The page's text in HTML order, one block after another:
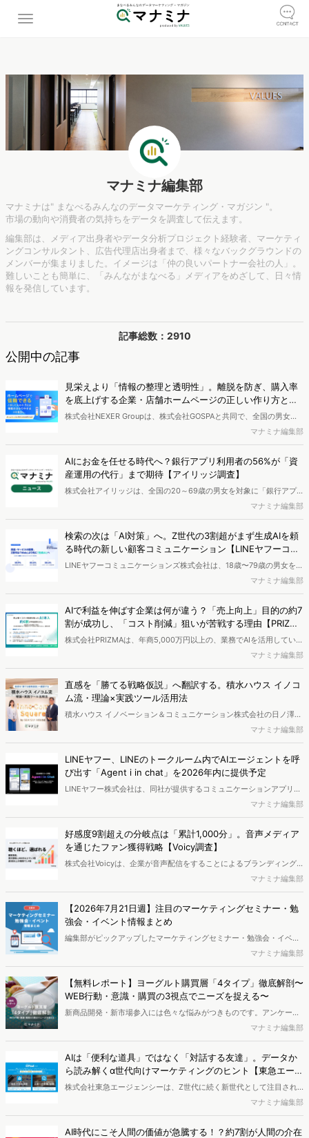
マナミナ編集部
マナミナは" まなべるみんなのデータマーケティング・マガジン "。
市場の動向や消費者の気持ちをデータを調査して伝えます。
編集部は、メディア出身者やデータ分析プロジェクト経験者、マーケティ
ングコンサルタント、広告代理店出身者まで、様々なバックグラウンドの
メンバーが集まりました。イメージは「仲の良いパートナー会社の人」。
難しいことも簡単に、「みんながまなべる」メディアをめざして、日々情
報を発信しています。
記事総数：2910
公開中の記事
見栄えより「情報の整理と透明性」。離脱を防ぎ、購入率
を底上げする企業・店舗ホームページの正しい作り方とは
【NEXER Group調査】
株式会社NEXER Groupは、株式会社GOSPAと共同で、全国の男女を
対象に「企業・店舗のホームページに対する消費者の印象」について
のアンケートを実施し、結果を公開しました。
マナミナ編集部
AIにお金を任せる時代へ？銀行アプリ利用者の56%が「資
産運用の代行」まで期待【アイリッジ調査】
株式会社アイリッジは、全国の20～69歳の男女を対象に「銀行アプ
リに関するアンケート」を実施し、結果を公開しました。マナミナ編集部
検索の次は「AI対策」へ。Z世代の3割超がまず生成AIを頼
る時代の新しい顧客コミュニケーション【LINEヤフーコミ
ュニケーションズ調べ】
LINEヤフーコミュニケーションズ株式会社は、18歳〜79歳の男女を対
象に、商品・サービスについて「困った」「わからない」「確認した
い」と思った際の問い合わせ前行動に関する調査を実施し、結果を公
開しました。
マナミナ編集部
AIで利益を伸ばす企業は何が違う？「売上向上」目的の約7
割が成功し、「コスト削減」狙いが苦戦する理由【PRIZM
A調査】
株式会社PRIZMAは、年商5,000万円以上の、業務でAIを活用している
企業の経営者・役員を対象に、「AI活用企業における営業利益と活用
実態」に関する調査を実施し、結果を公開しました。
マナミナ編集部
直感を「勝てる戦略仮説」へ翻訳する。積水ハウス イノコ
ム流・理論×実践ツール活用法
積水ハウス イノベーション＆コミュニケーション株式会社の日ノ澤恵
莉氏と株式会社ヴァリューズ取締役副社長・後藤賢治が対談。日ノ澤
氏が提唱する5Sフレームワークとその実践について語り合いました。
マナミナ編集部
LINEヤフー、LINEのトークルーム内でAIエージェントを呼
び出す「Agent i in chat」を2026年内に提供予定
LINEヤフー株式会社は、同社が提供するコミュニケーションアプリ
「LINE」にて、トークルーム内でAIエージェント「Agent i」を呼び出
して質問への回答やタスク管理を支援する新機能「Agent i in chat」
を発表。2026年内の提供予定とのことです。
マナミナ編集部
好感度9割超えの分岐点は「累計1,000分」。音声メディア
を通じたファン獲得戦略【Voicy調査】
株式会社Voicyは、企業が音声配信をすることによるブランディング
効果について、定量的に可視化したレポートを公開しました。マナミナ編集部
【2026年7月21日週】注目のマーケティングセミナー・勉
強会・イベント情報まとめ
編集部がピックアップしたマーケティングセミナー・勉強会・イベン
マナミナ編集部
【無料レポート】ヨーグルト購買層「4タイプ」徹底解剖〜
WEB行動・意識・購買の3視点でニーズを捉える〜
新商品開発・新市場参入には色々な悩みがつきものです。アンケート
調査を実施しても、購買実態が不透明、新商品の受容性も判断しきれ
ないなど、詰めきれない問題もあるかと思います。そこで本レポート
で提案するのが、「WEB行動・意識・購買の3視点」を活用し、どの
ようにして市場理解をしていけるのか、現状の既発商品のセグメント
で相性の良いターゲットはどこかを明らかにするという調査手法で
す。新商品開発関連担当者様・マーケティング担当者様向け必見のレ
ポートとなっています。※本レポートは記事のフォームから無料でダ
ウンロードできます。
マナミナ編集部
AIは「便利な道具」ではなく「対話する友達」。データか
ら読み解くα世代向けマーケティングのヒント【東急エージ
ェンシー調査】
株式会社東急エージェンシーは、Z世代に続く新世代として注目され
る「α世代(1-15歳)」のAIの利用実態を明らかにするため、小学校高学
年（主に10-12歳）を対象に「AI利用に関する意識調査」を実施し、
結果を公開しました。
マナミナ編集部
AI時代にこそ人間の価値が急騰する！？約7割が人間の介在